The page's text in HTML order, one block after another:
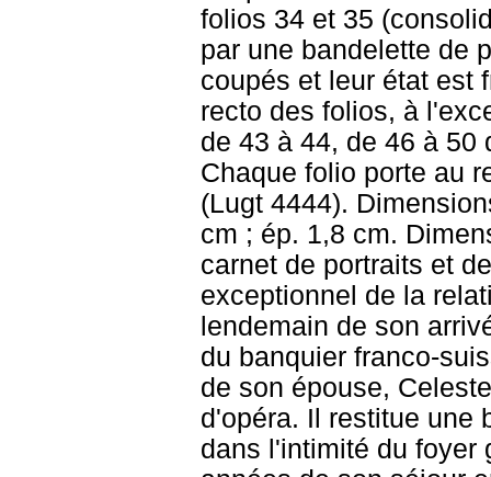
folios 34 et 35
par une bandelette de
coupés et leur état est
recto des folios, à
de 43 à 44, de 46 à 50
Chaque folio porte au
(Lugt 4444).
cm ; ép. 1,8 cm.
carnet de portraits et
exceptionnel de la
lendemain de son
du banquier franco-
de son épouse,
d'opéra. Il restitue une
dans l'intimité du foyer